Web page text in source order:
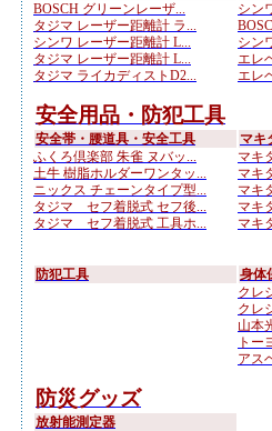
BOSCH グリーンレーザ...
タジマ レーザー距離計 ラ...
シンワ レーザー距離計 L...
タジマ レーザー距離計 L...
タジマ ライカディストD2...
シン
シン
エレ
エレ
安全用品・防犯工具
安全帯・腰道具・安全工具
ふくろ倶楽部 朱雀 ヌバッ...
土牛 樹脂ホルダーワンタッ...
ニックス チェーンタイプ型...
タジマ セフ着脱式 セフ後...
タジマ セフ着脱式 工具ホ...
マキ
マキ
マキ
マキ
マキ
マキ
防犯工具
身体
クレ
クレ
山本
トー
アス
防災グッズ
放射能測定器